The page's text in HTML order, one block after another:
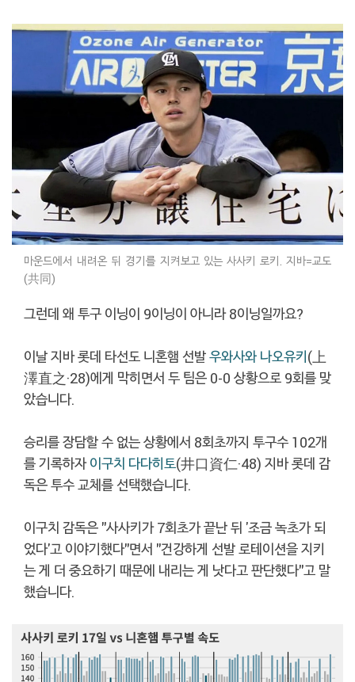
마운드에서 내려온 뒤 경기를 지켜보고 있는 사사키 로키. 지바=교도
(共同)
그런데 왜 투구 이닝이 9이닝이 아니라 8이닝일까요?
이날 지바 롯데 타선도 니혼햄 선발우와사와 나오유키(上
澤直之·28)에게 막히면서 두 팀은 0-0 상황으로 9회를 맞
았습니다.
승리를 장담할 수 없는 상황에서 8회초까지 투구수 102개
를 기록하자이구치 다다히토(井口資仁·48) 지바 롯데 감
독은 투수 교체를 선택했습니다.
이구치 감독은 "사사키가 7회초가 끝난 뒤 '조금 녹초가 되
었다'고 이야기했다"면서 "건강하게 선발 로테이션을 지키
는 게 더 중요하기 때문에 내리는 게 낫다고 판단했다"고 말
했습니다.